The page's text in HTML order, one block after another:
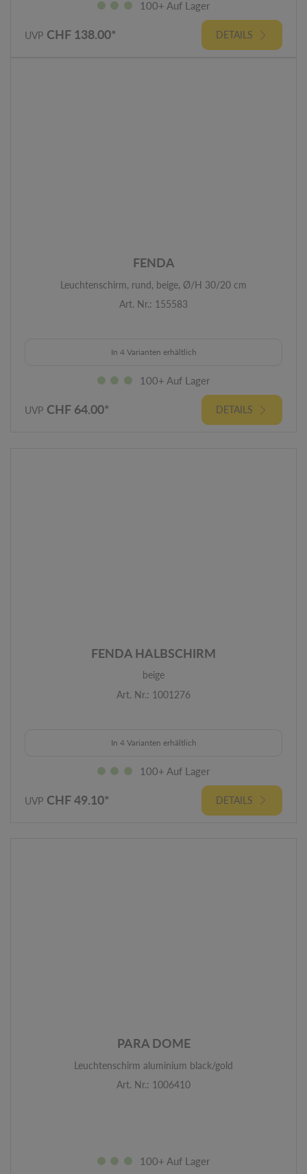
100+ Auf Lager
UVP CHF 138.00* DETAILS
FENDA
Leuchtenschirm, rund, beige, Ø/H 30/20 cm
Art. Nr.: 155583
In 4 Varianten erhältlich
100+ Auf Lager
UVP CHF 64.00* DETAILS
FENDA HALBSCHIRM
beige
Art. Nr.: 1001276
In 4 Varianten erhältlich
100+ Auf Lager
UVP CHF 49.10* DETAILS
PARA DOME
Leuchtenschirm aluminium black/gold
Art. Nr.: 1006410
100+ Auf Lager